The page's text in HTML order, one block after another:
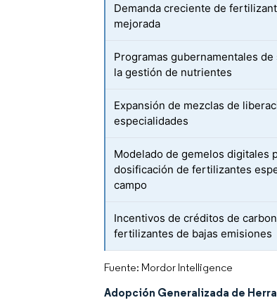
Demanda creciente de
mejorada
Programas gubernamentales
la gestión de nutrientes
Expansión de mezclas de
especialidades
Modelado de gemelos digitales
dosificación de fertilizantes
campo
Incentivos de créditos de
fertilizantes de bajas emisiones
Fuente: Mordor Intelligence
Adopción Generalizada de